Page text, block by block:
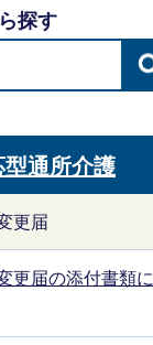
探す
通所介護
更届
届の添付書類に